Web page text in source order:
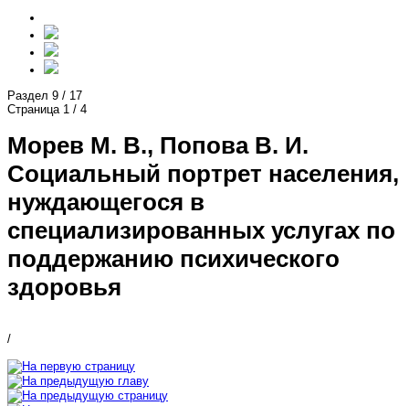
Раздел 9 / 17
Страница 1 / 4
Морев М. В., Попова В. И.
Социальный портрет населения,
нуждающегося в
специализированных услугах по
поддержанию психического
здоровья
/